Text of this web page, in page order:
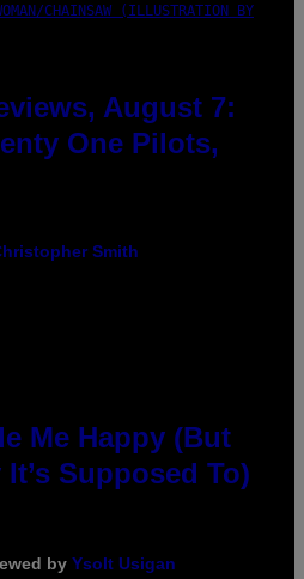
CHAINSAW (ILLUSTRATION BY
August 7:
One Pilots,
Smith
Me Happy (But
Supposed To)
by Ysolt Usigan